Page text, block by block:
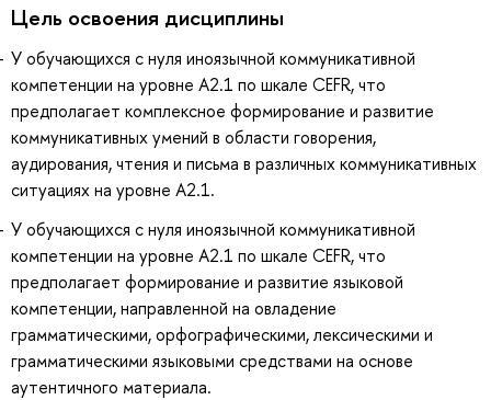
Цель освоения дисциплины
У обучающихся c нуля иноязычной коммуникативной
компетенции на уровне A2.1 по шкале CEFR, что
предполагает комплексное формирование и развитие
коммуникативных умений в области говорения,
аудирования, чтения и письма в различных коммуникативных
ситуациях на уровне А2.1.
У обучающихся c нуля иноязычной коммуникативной
компетенции на уровне A2.1 по шкале CEFR, что
предполагает формирование и развитие языковой
компетенции, направленной на овладение
грамматическими, орфографическими, лексическими и
грамматическими языковыми средствами на основе
аутентичного материала.